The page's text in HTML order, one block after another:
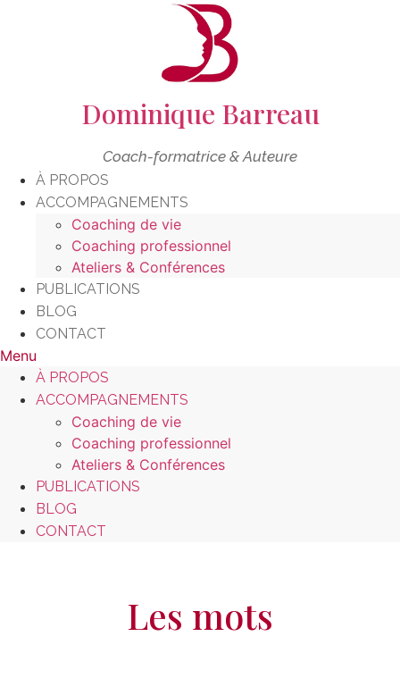
Dominique Barreau
Coach-formatrice & Auteure
À PROPOS
ACCOMPAGNEMENTS
Coaching de vie
Coaching professionnel
Ateliers & Conférences
PUBLICATIONS
BLOG
CONTACT
Menu
À PROPOS
ACCOMPAGNEMENTS
Coaching de vie
Coaching professionnel
Ateliers & Conférences
PUBLICATIONS
BLOG
CONTACT
Les mots